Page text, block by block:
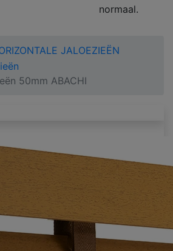
normaal.
JALOEZIEËN
50mm ABACHI